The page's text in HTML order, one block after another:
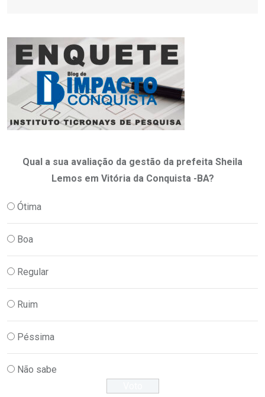
Qual a sua avaliação da gestão da prefeita Sheila
Lemos em Vitória da Conquista -BA?
Ótima
Boa
Regular
Ruim
Péssima
Não sabe